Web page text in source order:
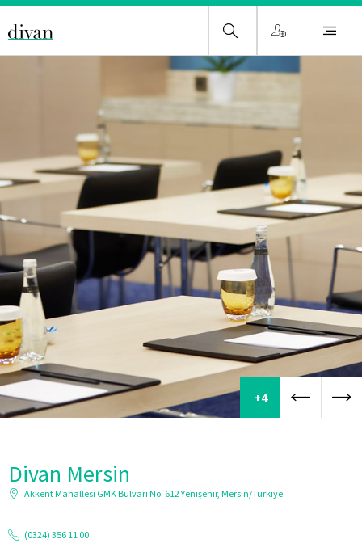
Divan Mersin
Akkent Mahallesi GMK Bulvarı No: 612 Yenişehir, Mersin/Türkiye
(0324) 356 11 00
+4